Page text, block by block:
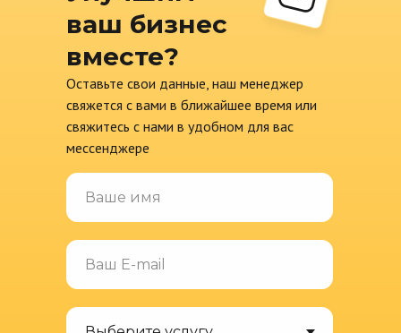
ваш бизнес
вместе?
Оставьте свои данные, наш менеджер
свяжется с вами в ближайшее время или
свяжитесь с нами в удобном для вас
мессенджере